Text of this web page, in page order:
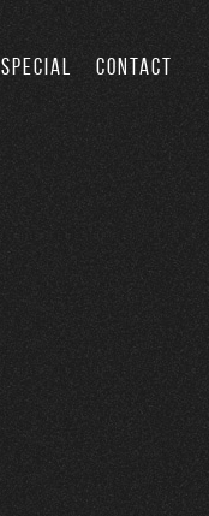
SPECIAL CONTACT